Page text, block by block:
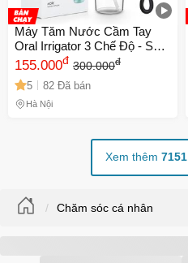
Máy Tăm Nước Cầm Tay
Oral Irrigator 3 Chế Độ - Sạc
USB Chống Thấm Nước,
Dành Cho Người Niềng Răng
155.000đ 300.000đ
5 82 Đã bán
Hà Nội
Xem thêm 7151
Chăm sóc cá nhân